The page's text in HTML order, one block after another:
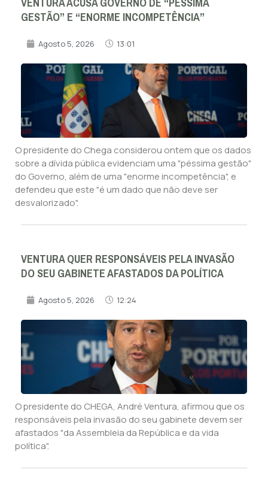
GESTÃO” E “ENORME INCOMPETÊNCIA”
Agosto 5, 2026 13:01
O presidente do Chega considerou ontem que os dados
sobre a dívida pública evidenciam uma "péssima gestão"
do Governo, além de uma "enorme incompetência", e
defendeu que este "é um dado que não deve ser
desvalorizado".
VENTURA QUER RESPONSÁVEIS PELA INVASÃO
DO SEU GABINETE AFASTADOS DA POLÍTICA
Agosto 5, 2026 12:24
O presidente do CHEGA, André Ventura, afirmou que os
responsáveis pela invasão do seu gabinete devem ser
afastados "da Assembleia da República e da vida
política".